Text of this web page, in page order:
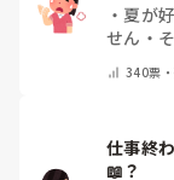
・ 夏が
せん ・
340票・
仕事終
📖？